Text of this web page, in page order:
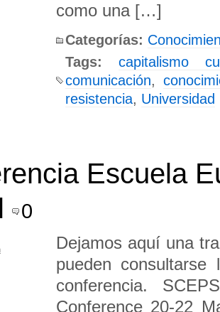
como una […]
Categorías:
Tags:
capitalismo
comunicación,
resistencia, Universidad
Escuela
0
Dejamos aquí una
pueden
conferencia.
Conference 20-22